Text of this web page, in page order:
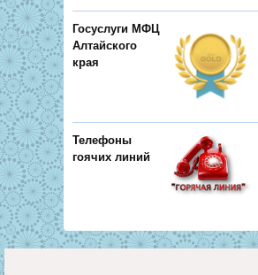
Госуслуги МФЦ
Алтайского
края
Телефоны
гоячих линий